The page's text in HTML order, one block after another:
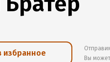
избранное
Вы